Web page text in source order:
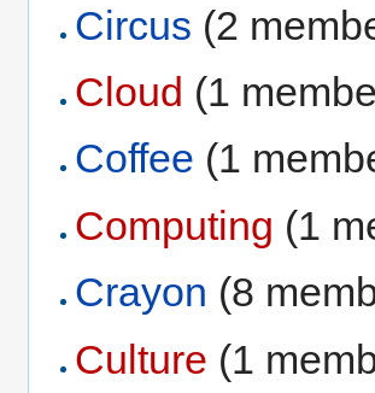
Circus (2
Cloud (1
Coffee (1
Computing (1
Crayon (8
Culture (1